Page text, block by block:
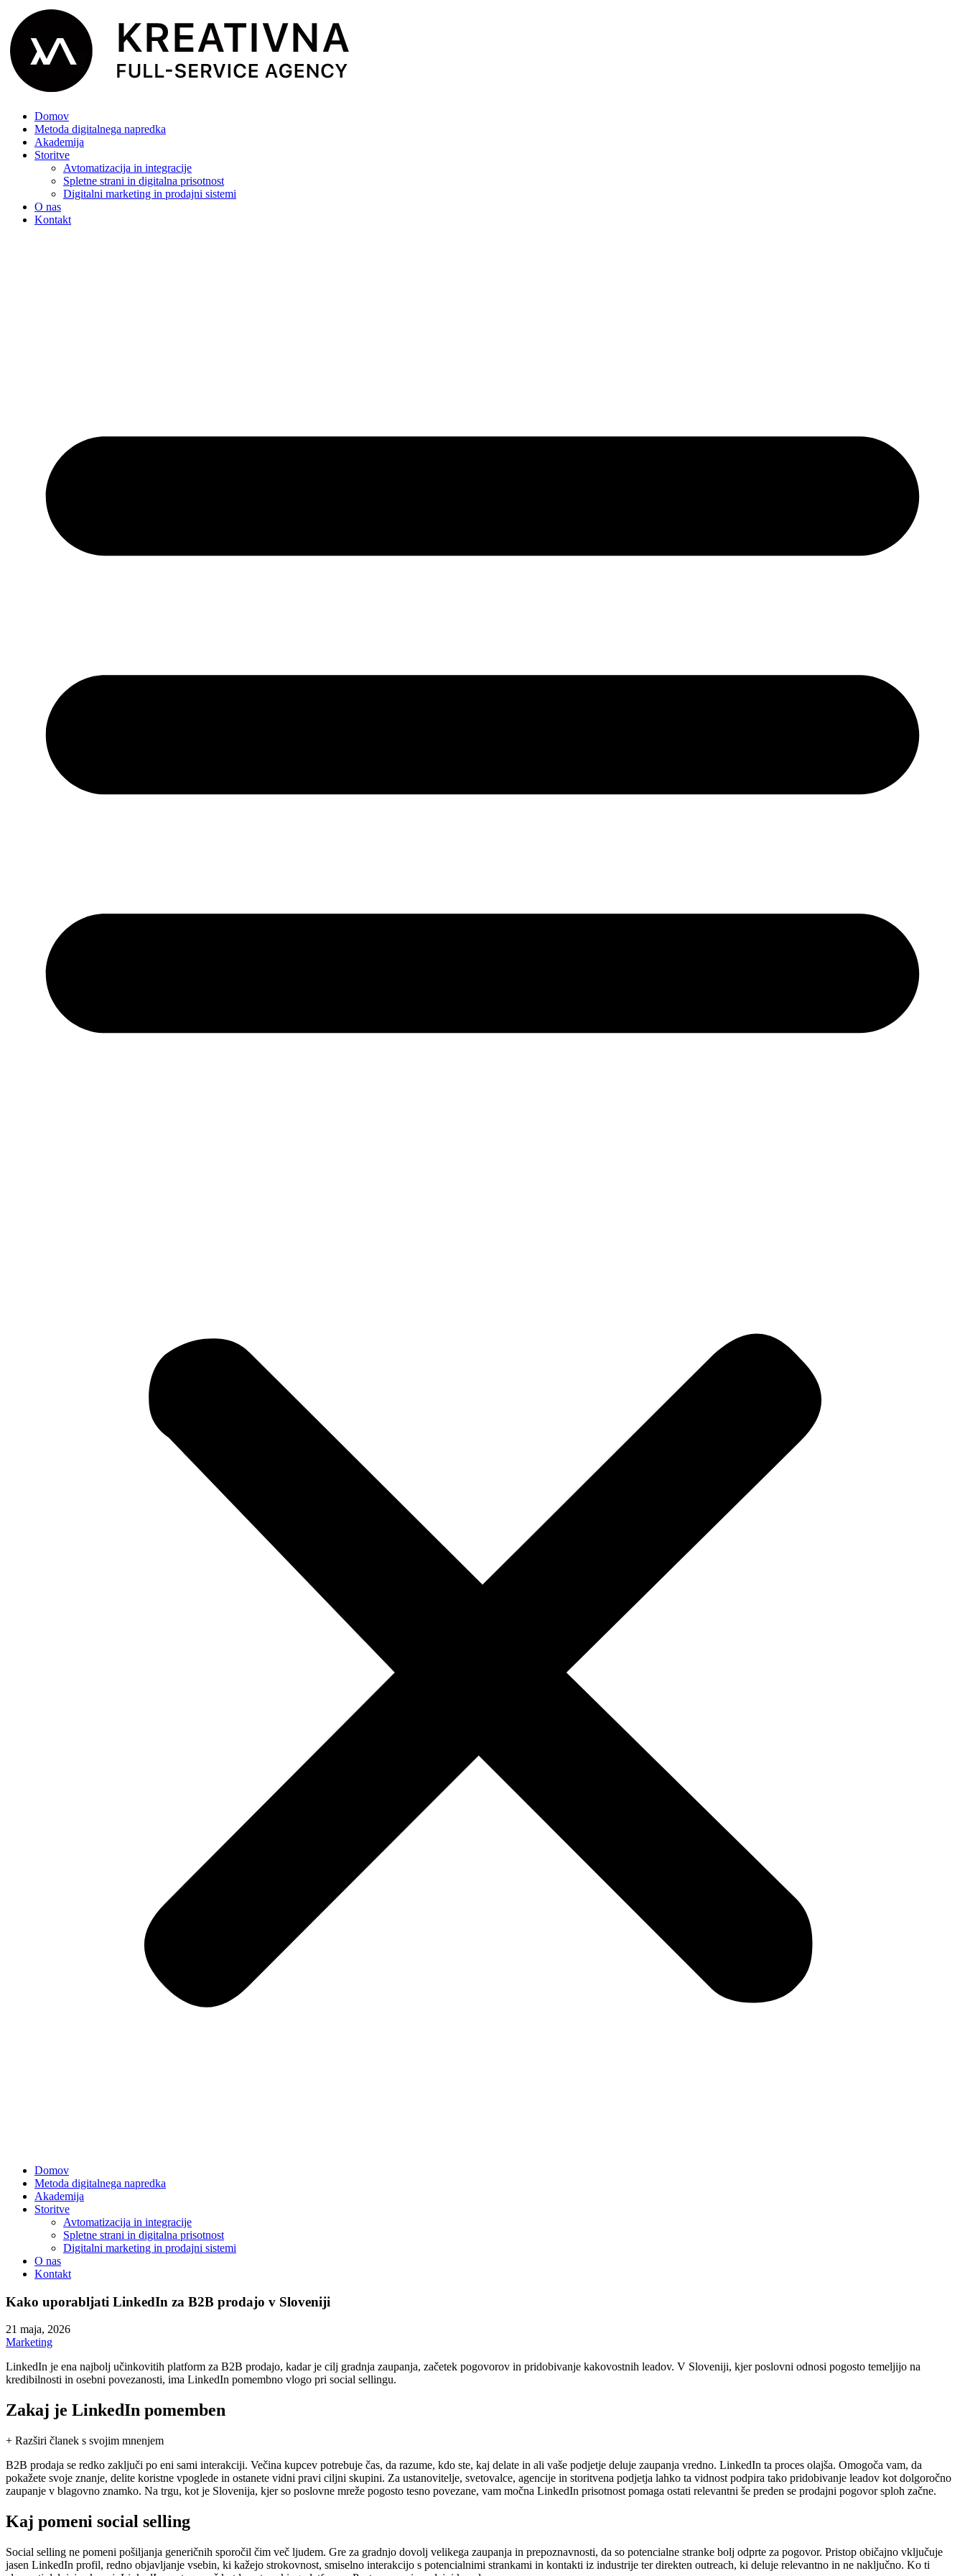
Domov
Metoda digitalnega napredka
Akademija
Storitve
Avtomatizacija in integracije
Spletne strani in digitalna prisotnost
Digitalni marketing in prodajni sistemi
O nas
Kontakt
Domov
Metoda digitalnega napredka
Akademija
Storitve
Avtomatizacija in integracije
Spletne strani in digitalna prisotnost
Digitalni marketing in prodajni sistemi
O nas
Kontakt
Kako uporabljati LinkedIn za B2B prodajo v Sloveniji
21 maja, 2026
Marketing
LinkedIn je ena najbolj učinkovitih platform za B2B prodajo, kadar je cilj gradnja zaupanja, začetek pogovorov in pridobivanje kakovostnih leadov. V Sloveniji, kjer poslovni odnosi pogosto temeljijo na
kredibilnosti in osebni povezanosti, ima LinkedIn pomembno vlogo pri social sellingu.
Zakaj je LinkedIn pomemben
+ Razširi članek s svojim mnenjem
B2B prodaja se redko zaključi po eni sami interakciji. Večina kupcev potrebuje čas, da razume, kdo ste, kaj delate in ali vaše podjetje deluje zaupanja vredno. LinkedIn ta proces olajša. Omogoča vam, da
pokažete svoje znanje, delite koristne vpoglede in ostanete vidni pravi ciljni skupini. Za ustanovitelje, svetovalce, agencije in storitvena podjetja lahko ta vidnost podpira tako pridobivanje leadov kot dolgoročno
zaupanje v blagovno znamko. Na trgu, kot je Slovenija, kjer so poslovne mreže pogosto tesno povezane, vam močna LinkedIn prisotnost pomaga ostati relevantni še preden se prodajni pogovor sploh začne.
Kaj pomeni social selling
Social selling ne pomeni pošiljanja generičnih sporočil čim več ljudem. Gre za gradnjo dovolj velikega zaupanja in prepoznavnosti, da so potencialne stranke bolj odprte za pogovor. Pristop običajno vključuje
jasen LinkedIn profil, redno objavljanje vsebin, ki kažejo strokovnost, smiselno interakcijo s potencialnimi strankami in kontakti iz industrije ter direkten outreach, ki deluje relevantno in ne naključno. Ko ti